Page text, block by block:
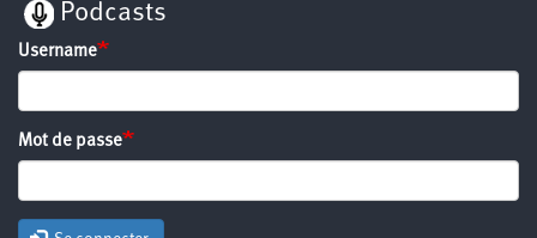
Podcasts
Username
Mot de passe